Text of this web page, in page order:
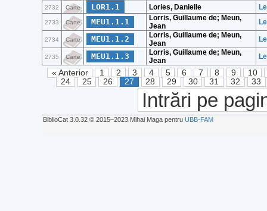
2732 Carte LOR1.1 Lories, Danielle
2733 Carte MEU1.1.1
Lorris, Guillaume de; Meun,
Jean
2734 Carte MEU1.1.2
Lorris, Guillaume de; Meun,
Jean
2735 Carte MEU1.1.3
Lorris, Guillaume de; Meun,
Jean
« Anterior 1 2 3 4 5 6 7 8 9
10
24
25 26 27 28 29 30 31 32 33
Intrări pe
BiblioCat 3.0.32 © 2015‒2023 Mihai Maga pentru UBB-FAM